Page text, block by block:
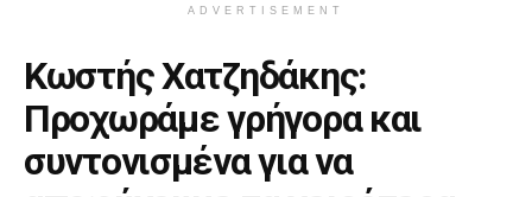
ADVERTISEMENT
Κωστής Χατζηδάκης:
Προχωράμε γρήγορα και
συντονισμένα για να